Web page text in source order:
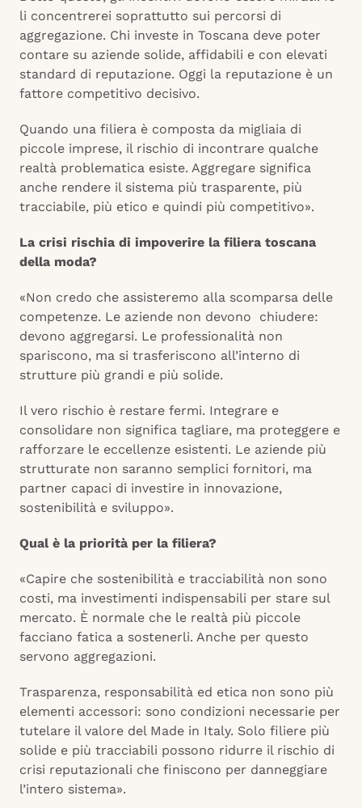
li concentrerei soprattutto sui percorsi di
aggregazione. Chi investe in Toscana deve poter
contare su aziende solide, affidabili e con elevati
standard di reputazione. Oggi la reputazione è un
fattore competitivo decisivo.
Quando una filiera è composta da migliaia di
piccole imprese, il rischio di incontrare qualche
realtà problematica esiste. Aggregare significa
anche rendere il sistema più trasparente, più
tracciabile, più etico e quindi più competitivo».
La crisi rischia di impoverire la filiera toscana
della moda?
«Non credo che assisteremo alla scomparsa delle
competenze. Le aziende non devono chiudere:
devono aggregarsi. Le professionalità non
spariscono, ma si trasferiscono all’interno di
strutture più grandi e più solide.
Il vero rischio è restare fermi. Integrare e
consolidare non significa tagliare, ma proteggere e
rafforzare le eccellenze esistenti. Le aziende più
strutturate non saranno semplici fornitori, ma
partner capaci di investire in innovazione,
sostenibilità e sviluppo».
Qual è la priorità per la filiera?
«Capire che sostenibilità e tracciabilità non sono
costi, ma investimenti indispensabili per stare sul
mercato. È normale che le realtà più piccole
facciano fatica a sostenerli. Anche per questo
servono aggregazioni.
Trasparenza, responsabilità ed etica non sono più
elementi accessori: sono condizioni necessarie per
tutelare il valore del Made in Italy. Solo filiere più
solide e più tracciabili possono ridurre il rischio di
crisi reputazionali che finiscono per danneggiare
l’intero sistema».